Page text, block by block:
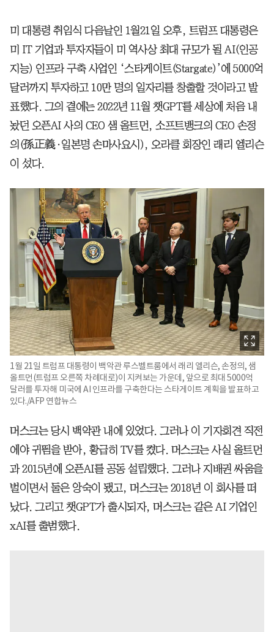
미 대통령 취임식 다음날인 1월21일 오후, 트럼프 대통령은
미 IT 기업과 투자자들이 미 역사상 최대 규모가 될 AI(인공
지능) 인프라 구축 사업인 ‘스타게이트(Stargate)’에 5000억
달러까지 투자하고 10만 명의 일자리를 창출할 것이라고 발
표했다. 그의 곁에는 2022년 11월 챗GPT를 세상에 처음 내
놨던 오픈AI 사의 CEO 샘 올트먼, 소프트뱅크의 CEO 손정
의(孫正義·일본명 손마사요시), 오라클 회장인 래리 엘리슨
이 섰다.
1월 21일 트럼프 대통령이 백악관 루스벨트룸에서 래리 엘리슨, 손정의, 샘
올트먼(트럼프 오른쪽 차례대로)이 지켜보는 가운데, 앞으로 최대 5000억
달러를 투자해 미국에 AI 인프라를 구축한다는 스타게이트 계획을 발표하고
있다./AFP 연합뉴스
머스크는 당시 백악관 내에 있었다. 그러나 이 기자회견 직전
에야 귀띔을 받아, 황급히 TV를 켰다. 머스크는 사실 올트먼
과 2015년에 오픈AI를 공동 설립했다. 그러나 지배권 싸움을
벌이면서 둘은 앙숙이 됐고, 머스크는 2018년 이 회사를 떠
났다. 그리고 챗GPT가 출시되자, 머스크는 같은 AI 기업인
xAI를 출범했다.